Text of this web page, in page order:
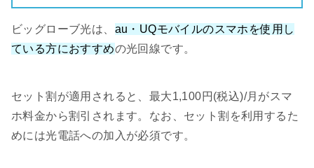
ビッグローブ光は、 au・UQモバイルのスマホを使用し
ている方におすすめの光回線です。
セット割が適用されると、最大1,100円(税込)/月がスマ
ホ料金から割引されます。なお、セット割を利用するた
めには光電話への加入が必須です。